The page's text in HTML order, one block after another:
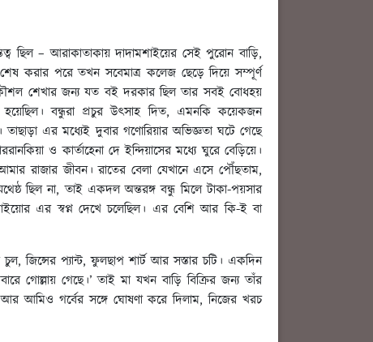
ছিল – আরাকাতাকায় দাদামশাইয়ের সেই পুরোন বাড়ি,
করার পরে তখন সবেমাত্র কলেজ ছেড়ে দিয়ে সম্পূর্ণ
শেখার জন্য যত বই দরকার ছিল তার সবই বোধহয়
বন্ধুরা প্রচুর উৎসাহ দিত, এমনকি কয়েকজন
এর মধ্যেই দুবার গণোরিয়ার অভিজ্ঞতা ঘটে গেছে
ও কার্তাহেনা দে ইন্দিয়াসের মধ্যে ঘুরে বেড়িয়ে।
রাজার জীবন। রাতের বেলা যেখানে এসে পৌঁছতাম,
ছিল না, তাই একদল অন্তরঙ্গ বন্ধু মিলে টাকা-পয়সার
এর স্বপ্ন দেখে চলেছিল। এর বেশি আর কি-ই বা
জিন্সের প্যান্ট, ফুলছাপ শার্ট আর সস্তার চটি। একদিন
গোল্লায় গেছে।’ তাই মা যখন বাড়ি বিক্রির জন্য তাঁর
আমিও গর্বের সঙ্গে ঘোষণা করে দিলাম, নিজের খরচ